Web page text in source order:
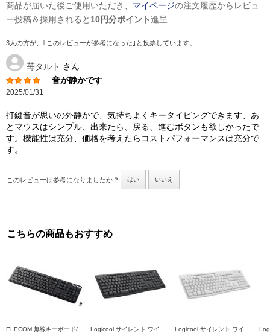
商品が届いた後ご使用いただき、 マイページの注文履歴からレビュ
ー投稿＆採用されると 10円分ポイント進呈
3人の方が、｢このレビューが参考になった｣と投票しています。
苺タルト さん
音が静かです
2025/01/31
打鍵音が思いの外静かで、気持ちよくキータイピングできます、あ
とマウスはシンプル、出来たら、戻る、進むボタンも欲しかったで
す。機能性は充分、価格を考えたらコストパフォーマンスは充分で
す。
このレビューは参考になりましたか？ はい いいえ
こちらの商品もおすすめ